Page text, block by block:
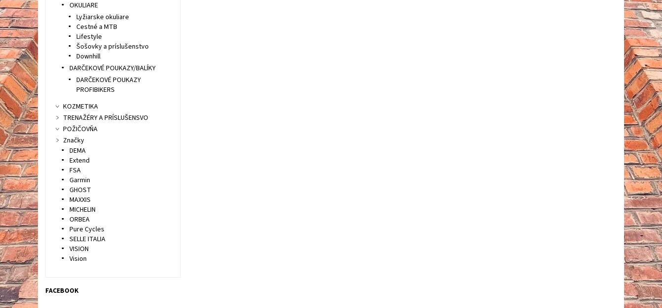
OKULIARE
Lyžiarske okuliare
Cestné a MTB
Lifestyle
Šošovky a príslušenstvo
Downhill
DARČEKOVÉ POUKAZY/BALÍKY
DARČEKOVÉ POUKAZY
PROFIBIKERS
KOZMETIKA
TRENAŽÉRY A PRÍSLUŠENSVO
POŽIČOVŇA
Značky
DEMA
Extend
FSA
Garmin
GHOST
MAXXIS
MICHELIN
ORBEA
Pure Cycles
SELLE ITALIA
VISION
Vision
FACEBOOK